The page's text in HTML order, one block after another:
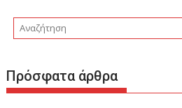
Πρόσφατα άρθρα